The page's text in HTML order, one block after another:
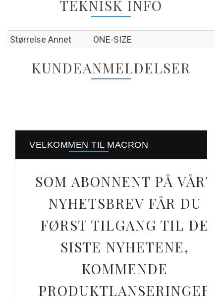
TEKNISK INFO
Størrelse Annet ONE-SIZE
KUNDEANMELDELSER
VELKOMMEN TIL MACRON
SOM ABONNENT PÅ VÅRT
NYHETSBREV FÅR DU
FØRST TILGANG TIL DE
SISTE NYHETENE,
KOMMENDE
PRODUKTLANSERINGER